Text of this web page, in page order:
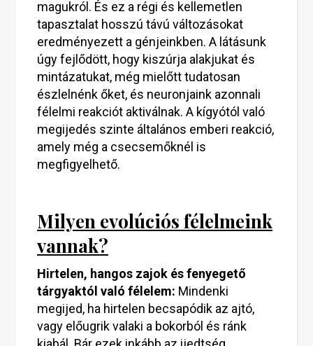
magukról. És ez a régi és kellemetlen
tapasztalat hosszú távú változásokat
eredményezett a génjeinkben. A látásunk
úgy fejlődött, hogy kiszúrja alakjukat és
mintázatukat, még mielőtt tudatosan
észlelnénk őket, és neuronjaink azonnali
félelmi reakciót aktiválnak. A kígyótól való
megijedés szinte általános emberi reakció,
amely még a csecsemőknél is
megfigyelhető.
Milyen evolúciós félelmeink
vannak?
Hirtelen, hangos zajok és fenyegető
tárgyaktól való félelem: Mindenki
megijed, ha hirtelen becsapódik az ajtó,
vagy előugrik valaki a bokorból és ránk